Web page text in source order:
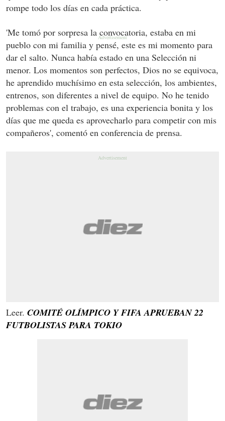
rompe todo los días en cada práctica.
'Me tomó por sorpresa la convocatoria, estaba en mi
pueblo con mi familia y pensé, este es mi momento para
dar el salto. Nunca había estado en una Selección ni
menor. Los momentos son perfectos, Dios no se equivoca,
he aprendido muchísimo en esta selección, los ambientes,
entrenos, son diferentes a nivel de equipo. No he tenido
problemas con el trabajo, es una experiencia bonita y los
días que me queda es aprovecharlo para competir con mis
compañeros', comentó en conferencia de prensa.
Leer. COMITÉ OLÍMPICO Y FIFA APRUEBAN 22
FUTBOLISTAS PARA TOKIO